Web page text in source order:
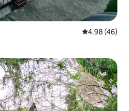
Ukadiriaji wa
4.98 (46)